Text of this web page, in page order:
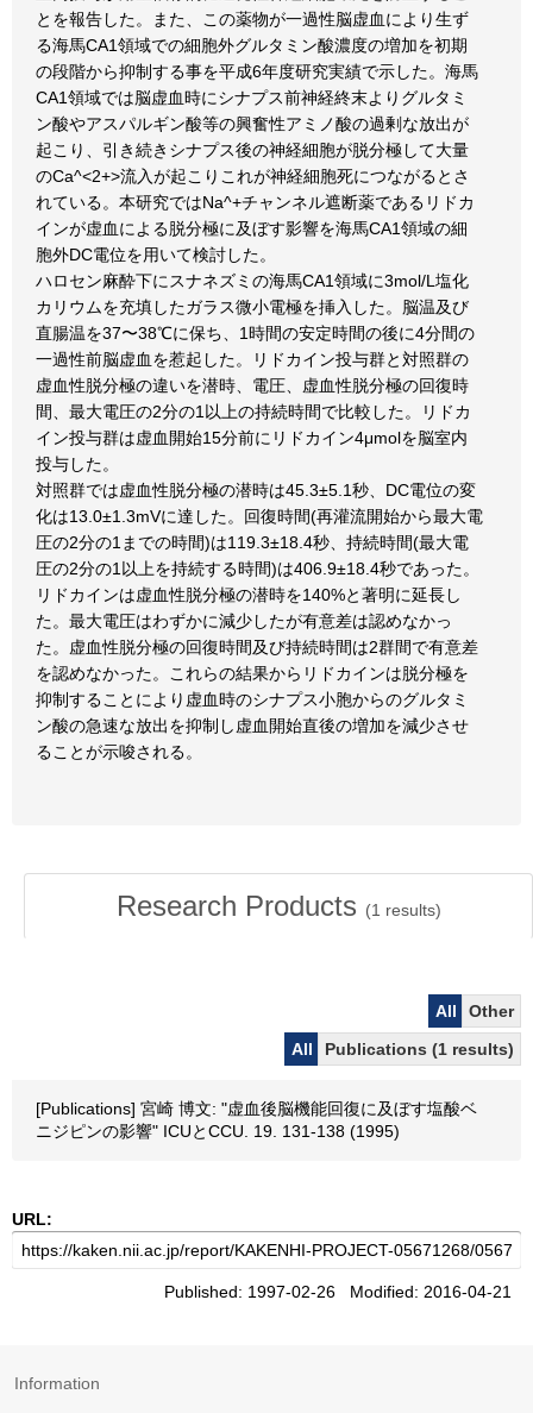
とを報告した。また、この薬物が一過性脳虚血により生ず
る海馬CA1領域での細胞外グルタミン酸濃度の増加を初期
の段階から抑制する事を平成6年度研究実績で示した。海馬
CA1領域では脳虚血時にシナプス前神経終末よりグルタミ
ン酸やアスパルギン酸等の興奮性アミノ酸の過剰な放出が
起こり、引き続きシナプス後の神経細胞が脱分極して大量
のCa^<2+>流入が起こりこれが神経細胞死につながるとさ
れている。本研究ではNa^+チャンネル遮断薬であるリドカ
インが虚血による脱分極に及ぼす影響を海馬CA1領域の細
胞外DC電位を用いて検討した。
ハロセン麻酔下にスナネズミの海馬CA1領域に3mol/L塩化
カリウムを充填したガラス微小電極を挿入した。脳温及び
直腸温を37〜38℃に保ち、1時間の安定時間の後に4分間の
一過性前脳虚血を惹起した。リドカイン投与群と対照群の
虚血性脱分極の違いを潜時、電圧、虚血性脱分極の回復時
間、最大電圧の2分の1以上の持続時間で比較した。リドカ
イン投与群は虚血開始15分前にリドカイン4μmolを脳室内
投与した。
対照群では虚血性脱分極の潜時は45.3±5.1秒、DC電位の変
化は13.0±1.3mVに達した。回復時間(再灌流開始から最大電
圧の2分の1までの時間)は119.3±18.4秒、持続時間(最大電
圧の2分の1以上を持続する時間)は406.9±18.4秒であった。
リドカインは虚血性脱分極の潜時を140%と著明に延長し
た。最大電圧はわずかに減少したが有意差は認めなかっ
た。虚血性脱分極の回復時間及び持続時間は2群間で有意差
を認めなかった。これらの結果からリドカインは脱分極を
抑制することにより虚血時のシナプス小胞からのグルタミ
ン酸の急速な放出を抑制し虚血開始直後の増加を減少させ
ることが示唆される。
Research Products (1 results)
All
Other
All
Publications (1 results)
[Publications] 宮崎 博文: "虚血後脳機能回復に及ぼす塩酸ベ
ニジピンの影響" ICUとCCU. 19. 131-138 (1995)
URL:
Published: 1997-02-26 Modified: 2016-04-21
Information